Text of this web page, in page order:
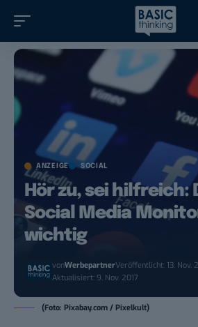
ANZEIGE SOCIAL
Hör zu, sei hilfreich:
Social Media
wichtig
vonWerbepartnerVeröffentlicht: 13. Nov.
Aktualisiert: 9. Nov. 2017
(Foto: Pixabay.com / Pixelkult)